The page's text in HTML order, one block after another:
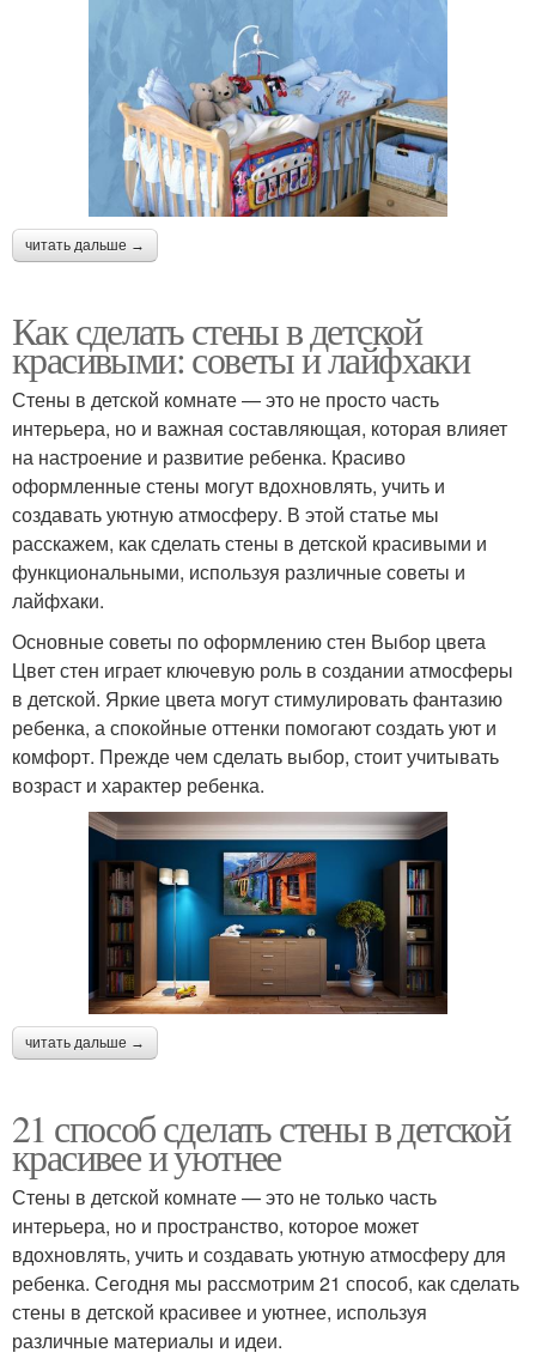
читать дальше →
Как сделать стены в детской
красивыми: советы и лайфхаки
Стены в детской комнате — это не просто часть
интерьера, но и важная составляющая, которая влияет
на настроение и развитие ребенка. Красиво
оформленные стены могут вдохновлять, учить и
создавать уютную атмосферу. В этой статье мы
расскажем, как сделать стены в детской красивыми и
функциональными, используя различные советы и
лайфхаки.
Основные советы по оформлению стен Выбор цвета
Цвет стен играет ключевую роль в создании атмосферы
в детской. Яркие цвета могут стимулировать фантазию
ребенка, а спокойные оттенки помогают создать уют и
комфорт. Прежде чем сделать выбор, стоит учитывать
возраст и характер ребенка.
читать дальше →
21 способ сделать стены в детской
красивее и уютнее
Стены в детской комнате — это не только часть
интерьера, но и пространство, которое может
вдохновлять, учить и создавать уютную атмосферу для
ребенка. Сегодня мы рассмотрим 21 способ, как сделать
стены в детской красивее и уютнее, используя
различные материалы и идеи.